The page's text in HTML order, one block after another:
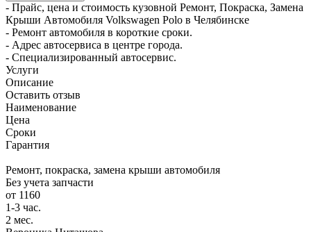
- Прайс, цена и стоимость кузовной Ремонт, Покраска, Замена
Крыши Автомобиля Volkswagen Polo в Челябинске
- Ремонт автомобиля в короткие сроки.
- Адрес автосервиса в центре города.
- Специализированный автосервис.
Услуги
Описание
Оставить отзыв
Наименование
Цена
Сроки
Гарантия
Ремонт, покраска, замена крыши автомобиля
Без учета запчасти
от 1160
1-3 час.
2 мес.